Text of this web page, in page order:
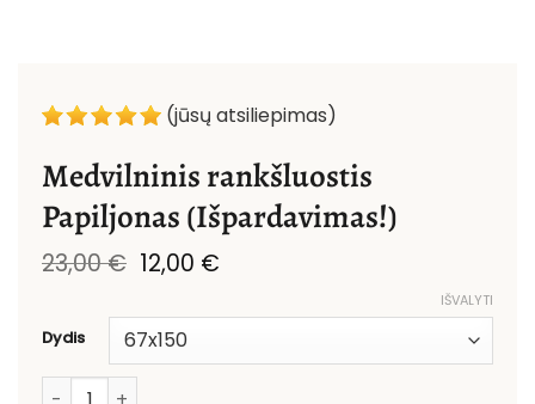
(jūsų atsiliepimas)
Medvilninis rankšluostis
Papiljonas (Išpardavimas!)
23,00€ Original
price
23,00 €.
12,00 €Current
Dydis
IŠVALYTI
produkto kiekis: Medvilninis rankšluostis Papiljonas